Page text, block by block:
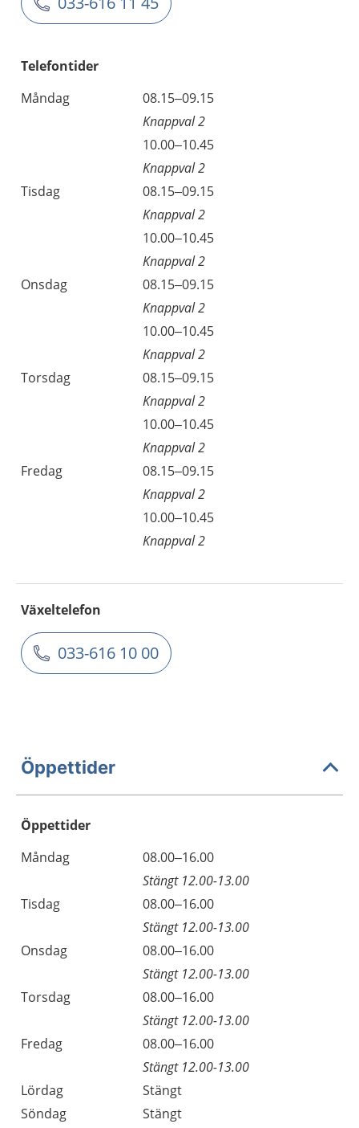
Telefontider
Måndag
08.15–09.15
Knappval 2
10.00–10.45
Knappval 2
Tisdag
08.15–09.15
Knappval 2
10.00–10.45
Knappval 2
Onsdag
08.15–09.15
Knappval 2
10.00–10.45
Knappval 2
Torsdag
08.15–09.15
Knappval 2
10.00–10.45
Knappval 2
Fredag
08.15–09.15
Knappval 2
10.00–10.45
Knappval 2
Växeltelefon
033-616 10 00
Öppettider
Öppettider
Dag
Öppettider
Kommentarer
Måndag
08.00–16.00
Stängt 12.00-13.00
Tisdag
08.00–16.00
Stängt 12.00-13.00
Onsdag
08.00–16.00
Stängt 12.00-13.00
Torsdag
08.00–16.00
Stängt 12.00-13.00
Fredag
08.00–16.00
Stängt 12.00-13.00
Lördag
Stängt
Söndag
Stängt